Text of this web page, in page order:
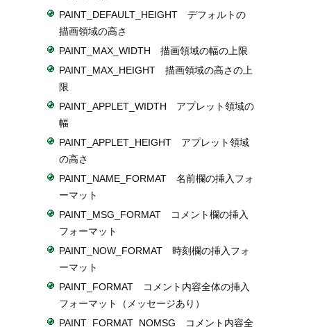
PAINT_DEFAULT_HEIGHT デフォルトの
描画領域の高さ
PAINT_MAX_WIDTH 描画領域の幅の上限
PAINT_MAX_HEIGHT 描画領域の高さの上
限
PAINT_APPLET_WIDTH アプレット領域の
幅
PAINT_APPLET_HEIGHT アプレット領域
の高さ
PAINT_NAME_FORMAT 名前欄の挿入フォ
ーマット
PAINT_MSG_FORMAT コメント欄の挿入
フォーマット
PAINT_NOW_FORMAT 時刻欄の挿入フォ
ーマット
PAINT_FORMAT コメント内容全体の挿入
フォーマット（メッセージあり）
PAINT_FORMAT_NOMSG コメント内容全